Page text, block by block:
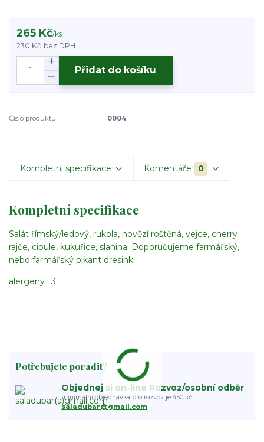
265 Kč/ks
230 Kč bez DPH
Přidat do košíku
Číslo produktu: 0004
Kompletní specifikace Komentáře 0
Kompletní specifikace
Salát římský/ledový, rukola, hovězí roštěná, vejce, cherry
rajče, cibule, kukuřice, slanina. Doporučujeme farmářský,
nebo farmářský pikant dresink.
alergeny : 3
Potřebujete poradit?
Objednej si on-line Rozvoz/osobní odběr
minimální objednávka pro rozvoz je 450 kč
saladubar@gmail.com